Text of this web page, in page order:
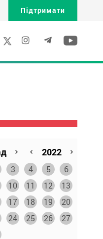
Підтримати
3 4 5
6
10 11 12
13
17 18 19
20
24 25 26
27